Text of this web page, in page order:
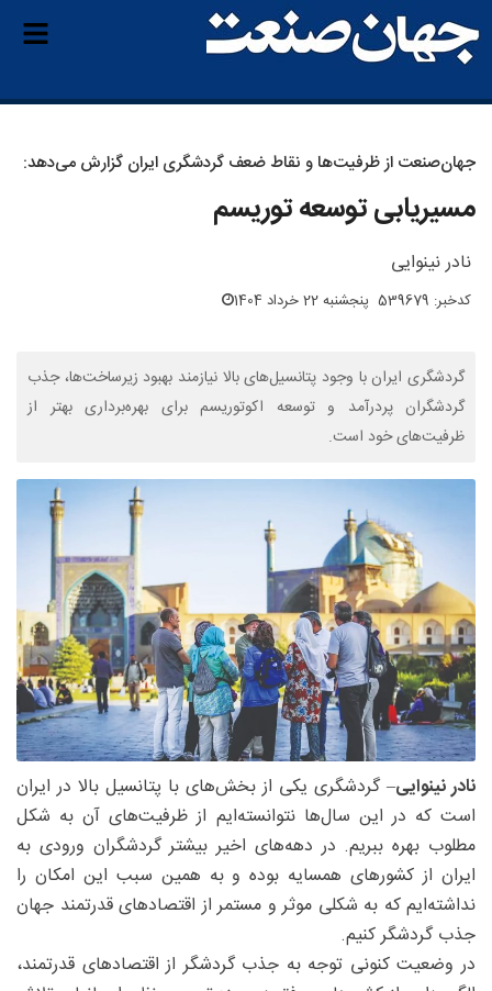
جهان‌صنعت از ظرفیت‌ها و نقاط ضعف گردشگری ایران گزارش می‌دهد:
مسیریابی توسعه توریسم
نادر نینوایی
کدخبر: 539679 پنجشنبه 22 خرداد 1404
گردشگری ایران با وجود پتانسیل‌های بالا نیازمند بهبود زیرساخت‌ها، جذب
گردشگران پردرآمد و توسعه اکوتوریسم برای بهره‌برداری بهتر از
ظرفیت‌های خود است.
نادر نینوایی– گردشگری یکی از بخش‌های با پتانسیل بالا در ایران
است که در این سال‌ها نتوانسته‌ایم از ظرفیت‌های آن به شکل
مطلوب بهره ببریم. در دهه‌های اخیر بیشتر گردشگران ورودی به
ایران از کشورهای همسایه بوده و به همین سبب این امکان را
نداشته‌ایم که به شکلی موثر و مستمر از اقتصادهای قدرتمند جهان
جذب گردشگر کنیم.
در وضعیت کنونی توجه به جذب گردشگر از اقتصادهای قدرتمند،